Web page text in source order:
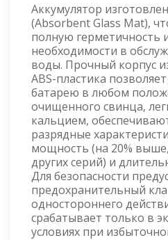
Аккумулятор
(Absorbent Glass Mat),
полную герметичность
необходимости в
воды. Прочный корпус
ABS-пластика
батарею в любом
очищенного свинца,
кальцием,
разрядные
мощность (на 20%
других серий) и
Для безопасности
предохранительный
одностороннего
срабатывает только в
условиях при